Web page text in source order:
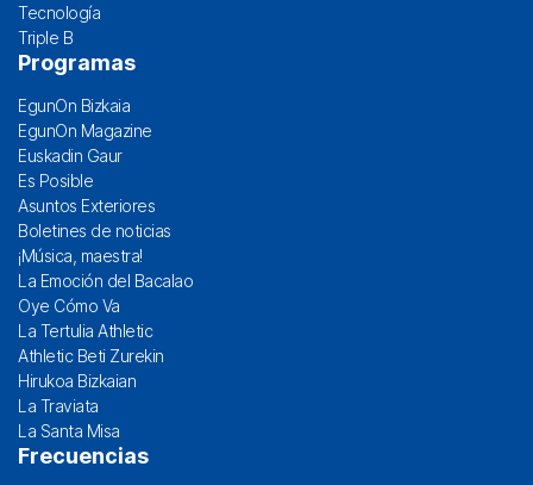
Tecnología
Triple B
Programas
EgunOn Bizkaia
EgunOn Magazine
Euskadin Gaur
Es Posible
Asuntos Exteriores
Boletines de noticias
¡Música, maestra!
La Emoción del Bacalao
Oye Cómo Va
La Tertulia Athletic
Athletic Beti Zurekin
Hirukoa Bizkaian
La Traviata
La Santa Misa
Frecuencias